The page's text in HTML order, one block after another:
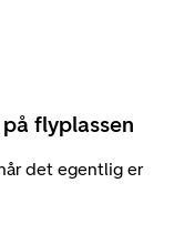
flyplassen
det egentlig er